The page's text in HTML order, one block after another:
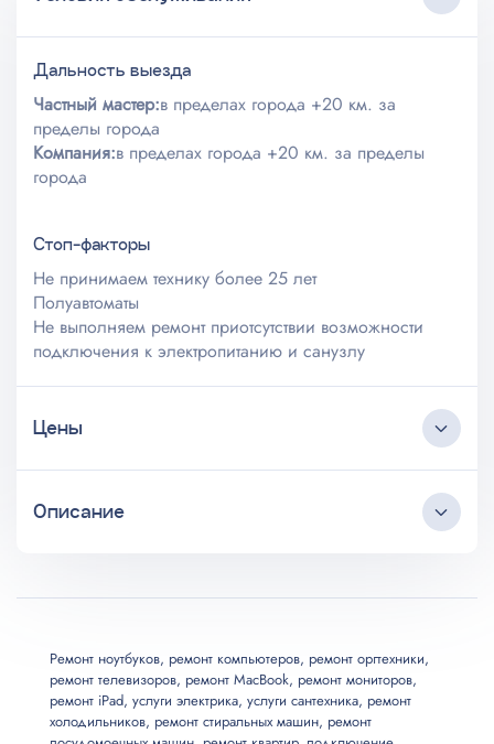
Дальность выезда
Частный мастер:в пределах города +20 км. за
пределы города
Компания:в пределах города +20 км. за пределы
города
Стоп-факторы
Не принимаем технику более 25 лет
Полуавтоматы
Не выполняем ремонт приотсутствии возможности
подключения к электропитанию и санузлу
Цены
Цена,
Ремонт/Замена бункера дозатора 700
Ремонт/Герметизация патрубка (устранение
протечки)
800
Описание
Мастер приезжает в удобное клиенту время
Длительная гарантия на услуги
Все запчасти и материалы в наличии
Возможны скидки до 20%
Ремонт ноутбуков, ремонт компьютеров, ремонт оргтехники,
ремонт телевизоров, ремонт MacBook, ремонт мониторов,
ремонт iPad, услуги электрика, услуги сантехника, ремонт
холодильников, ремонт стиральных машин, ремонт